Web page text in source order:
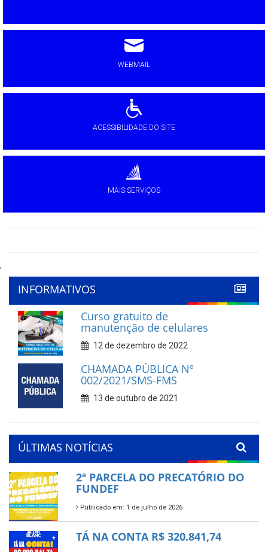
WEBMAIL
ACESSIBILIDADE DO SITE
MAIS SERVIÇOS
'
INFORMATIVOS
Curso gratuito de
manutenção de celulares
12 de dezembro de 2022
CHAMADA PÚBLICA Nº
002/2021/SMS-FMS
13 de outubro de 2021
ÚLTIMAS NOTÍCIAS
2ª PARCELA DO PRECATÓRIO DO
FUNDEF
Publicado em: 1 de julho de 2026
TÁ NA CONTA R$ 320.841,74